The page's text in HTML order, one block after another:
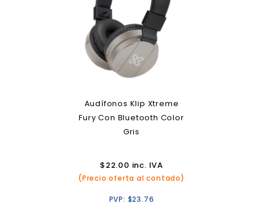
Audífonos Klip Xtreme
Fury Con Bluetooth Color
Gris
$22.00 inc. IVA
(Precio oferta al contado)
PVP: $23.76